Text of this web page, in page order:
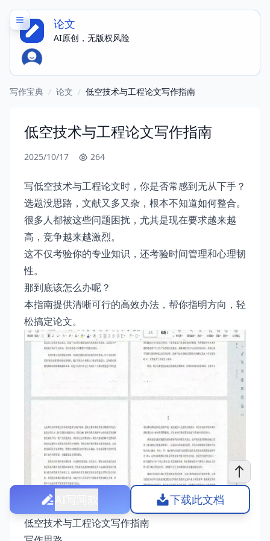
论文
AI原创，无版权风险
写作宝典 / 论文 / 低空技术与工程论文写作指南
低空技术与工程论文写作指南
2025/10/17 264
写低空技术与工程论文时，你是否常感到无从下手？
选题没思路，文献又多又杂，根本不知道如何整合。
很多人都被这些问题困扰，尤其是现在要求越来越
高，竞争越来越激烈。
这不仅考验你的专业知识，还考验时间管理和心理韧
性。
那到底该怎么办呢？
本指南提供清晰可行的高效办法，帮你指明方向，轻
松搞定论文。
低空技术与工程论文写作指南
下载此文档